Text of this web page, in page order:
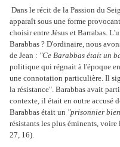
Dans le récit de la Passion du
apparaît sous une forme
choisir entre Jésus et Barrabas.
Barabbas ? D'ordinaire, nous
de Jean : "Ce Barabbas était un
politique qui régnait à l'époque
une connotation particulière. Il
la résistance". Barabbas avait
contexte, il était en outre accusé
Barabbas était un "prisonnier
résistants les plus éminents,
27, 16).